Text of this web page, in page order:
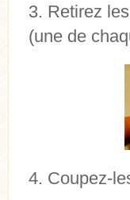
Retirez
(une de
Coupez-